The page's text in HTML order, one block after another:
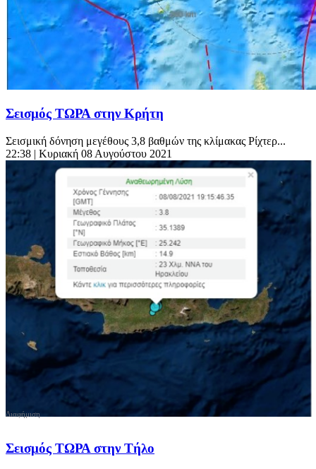
Σεισμός ΤΩΡΑ στην Κρήτη
Σεισμική δόνηση μεγέθους 3,8 βαθμών της κλίμακας Ρίχτερ...
22:38 | Κυριακή 08 Αυγούστου 2021
Σεισμός ΤΩΡΑ στην Τήλο